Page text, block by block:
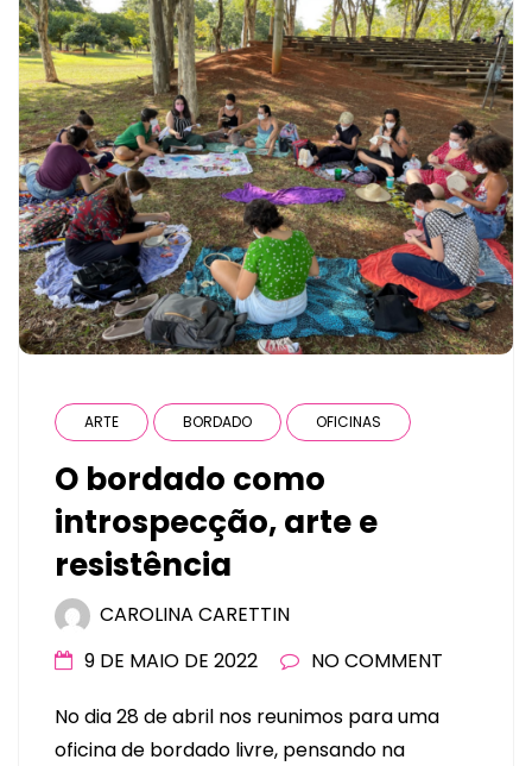
ARTE BORDADO OFICINAS
O bordado como
introspecção, arte e
resistência
CAROLINA CARETTIN
9 DE MAIO DE 2022
NO COMMENT
No dia 28 de abril nos reunimos para uma
oficina de bordado livre, pensando na